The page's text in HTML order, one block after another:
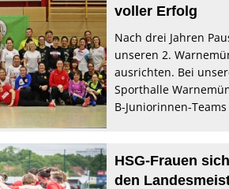
voller Erfolg
Nach drei Jahren
unseren 2.
ausrichten. Bei
Sporthalle
B-Juniorinnen-
HSG-Frauen
den